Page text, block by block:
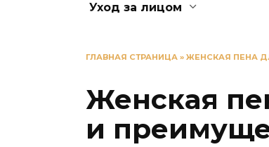
Уход за лицом
ГЛАВНАЯ СТРАНИЦА » ЖЕНСКАЯ ПЕНА
Женская
и